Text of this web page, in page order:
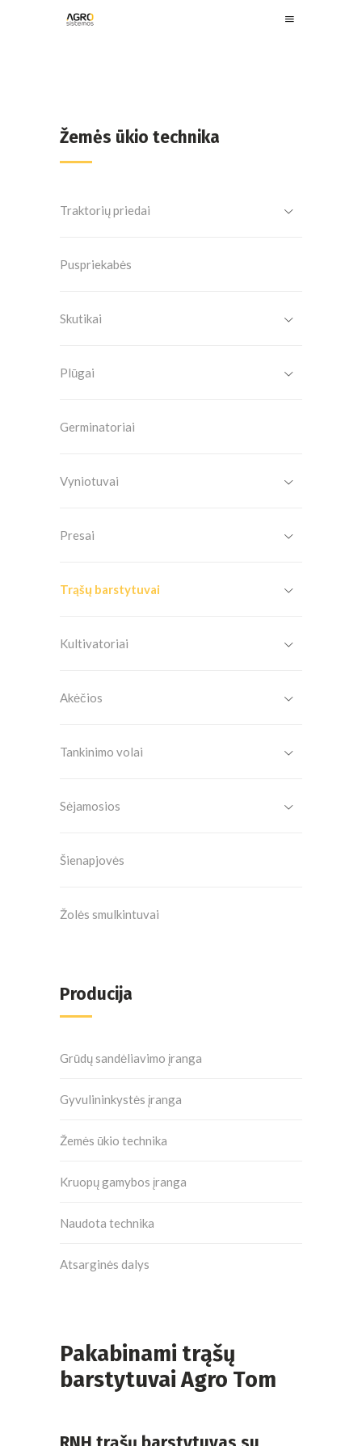
Žemės ūkio technika
Traktorių priedai
Puspriekabės
Skutikai
Plūgai
Germinatoriai
Vyniotuvai
Presai
Trąšų barstytuvai
Kultivatoriai
Akėčios
Tankinimo volai
Sėjamosios
Šienapjovės
Žolės smulkintuvai
Producija
Grūdų sandėliavimo įranga
Gyvulininkystės įranga
Žemės ūkio technika
Kruopų gamybos įranga
Naudota technika
Atsarginės dalys
Pakabinami trąšų
barstytuvai Agro Tom